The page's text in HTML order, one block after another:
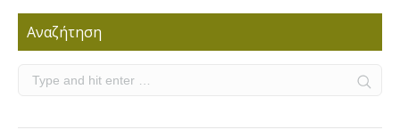
Αναζήτηση